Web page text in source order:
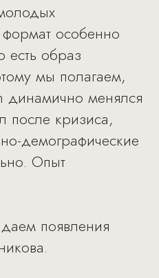
особенно
есть образ
мы полагаем,
динамично менялся
после кризиса,
демографические
Опыт
появления